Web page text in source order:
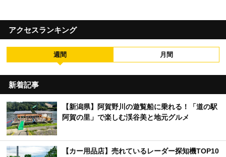
アクセスランキング
週間 月間
新着記事
【新潟県】阿賀野川の遊覧船に乗れる！「道の駅
阿賀の里」で楽しむ渓谷美と地元グルメ
【カー用品店】売れているレーダー探知機TOP10